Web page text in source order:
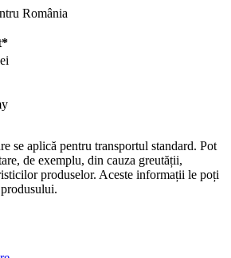
România
se aplică pentru transportul standard. Pot
de exemplu, din cauza greutății,
produselor. Aceste informații le poți